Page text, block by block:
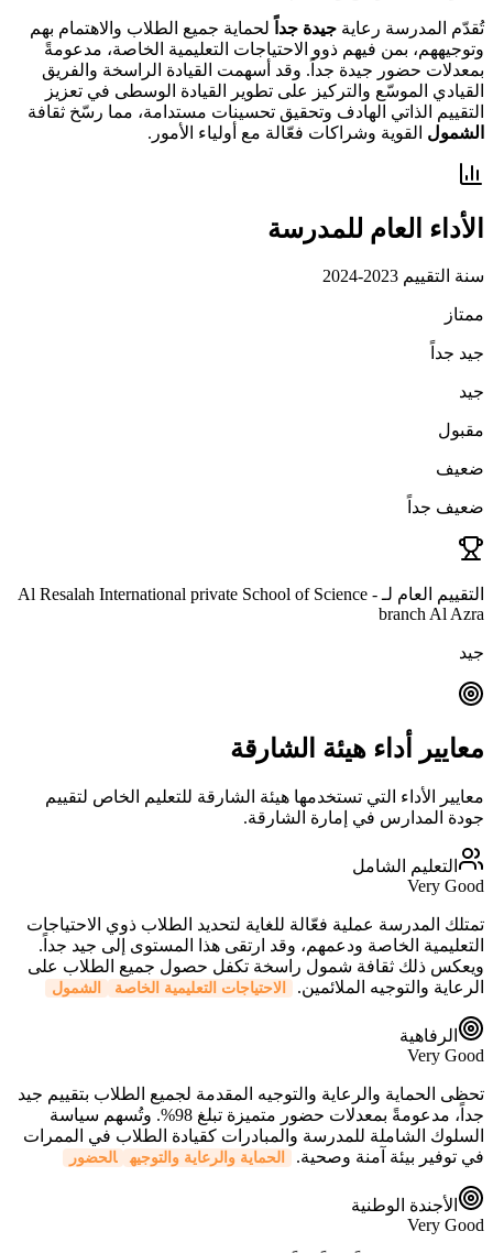
تُقدّم المدرسة رعاية جيدة جداً لحماية جميع الطلاب والاهتمام بهم
وتوجيههم، بمن فيهم ذوو الاحتياجات التعليمية الخاصة، مدعومةً
بمعدلات حضور جيدة جداً. وقد أسهمت القيادة الراسخة والفريق
القيادي الموسّع والتركيز على تطوير القيادة الوسطى في تعزيز
التقييم الذاتي الهادف وتحقيق تحسينات مستدامة، مما رسّخ ثقافة
الشمول القوية وشراكات فعّالة مع أولياء الأمور.
الأداء العام للمدرسة
سنة التقييم 2023-2024
ممتاز
جيد جداً
جيد
مقبول
ضعيف
ضعيف جداً
التقييم العام لـ Al Resalah International private School of Science -
branch Al Azra
جيد
معايير أداء هيئة الشارقة
معايير الأداء التي تستخدمها هيئة الشارقة للتعليم الخاص لتقييم
جودة المدارس في إمارة الشارقة.
التعليم الشامل
Very Good
تمتلك المدرسة عملية فعّالة للغاية لتحديد الطلاب ذوي الاحتياجات
التعليمية الخاصة ودعمهم، وقد ارتقى هذا المستوى إلى جيد جداً.
ويعكس ذلك ثقافة شمول راسخة تكفل حصول جميع الطلاب على
الرعاية والتوجيه الملائمين.
الاحتياجات التعليمية الخاصة الشمول
الرفاهية
Very Good
تحظى الحماية والرعاية والتوجيه المقدمة لجميع الطلاب بتقييم جيد
جداً، مدعومةً بمعدلات حضور متميزة تبلغ 98%. وتُسهم سياسة
السلوك الشاملة للمدرسة والمبادرات كقيادة الطلاب في الممرات
في توفير بيئة آمنة وصحية.
الحماية والرعاية والتوجيه الحضور
الأجندة الوطنية
Very Good